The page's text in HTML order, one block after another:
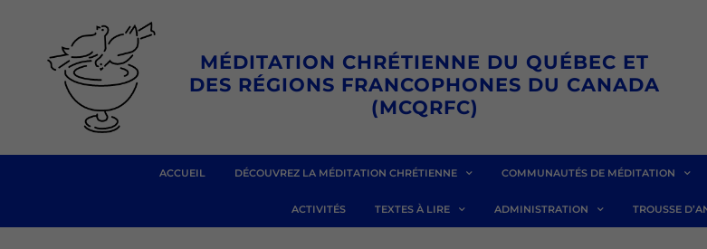
contenu
MÉDITATION CHRÉTIENNE DU QUÉBEC ET
DES RÉGIONS FRANCOPHONES DU CANADA
(MCQRFC)
ACCUEIL DÉCOUVREZ LA MÉDITATION CHRÉTIENNE COMMUNAUTÉS DE MÉDITATION
ACTIVITÉS TEXTES À LIRE ADMINISTRATION TROUSSE